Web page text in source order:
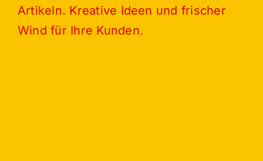
Artikeln. Kreative Ideen und frischer
Wind für Ihre Kunden.